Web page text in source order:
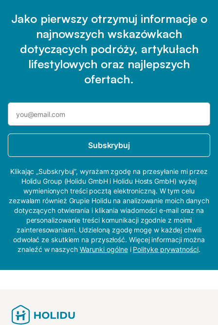
Jako pierwszy otrzymuj informacje o
najnowszych wskazówkach
dotyczących podróży, artykułach
lifestylowych oraz najlepszych
ofertach.
Subskrybuj
Klikając „Subskrybuj”, wyrażam zgodę na przesyłanie mi przez
Holidu Group (Holidu GmbH i Holidu Hosts GmbH) wyżej
wymienionych treści pocztą elektroniczną. W tym celu
zezwalam również Grupie Holidu na analizowanie moich danych
dotyczących otwierania i klikania wiadomości e-mail oraz na
personalizowanie treści komunikacji zgodnie z moimi
zainteresowaniami. Udzieloną zgodę mogę w każdej chwili
odwołać ze skutkiem na przyszłość. Więcej informacji można
znaleźć w naszych Warunki ogólnei Polityke prywatności.